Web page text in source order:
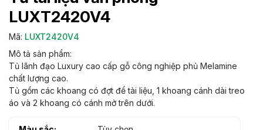
LUXT2420V4
Mã: LUXT2420V4
Mô tả sản phẩm:
Tủ lãnh đạo Luxury cao cấp gỗ công nghiệp phủ Melamine
chất lượng cao.
Tủ gồm các khoang có đợt để tài liệu, 1 khoang cánh dài treo
áo và 2 khoang có cánh mở trên dưới.